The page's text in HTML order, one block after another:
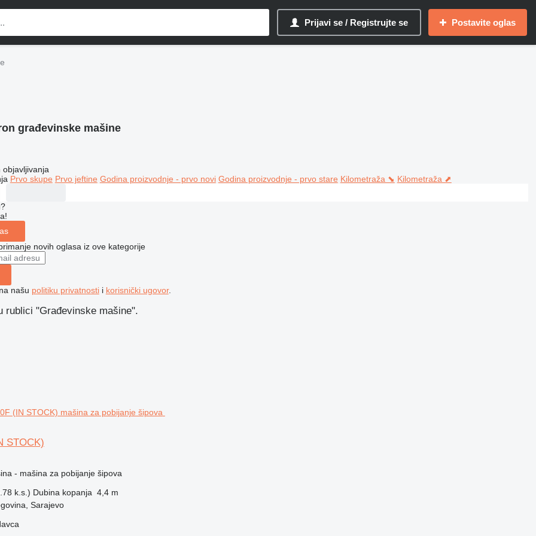
Prijavi se / Registrujte se Postavite oglas
građevinske mašine
objavljivanja
Prvo skupe Prvo jeftine Godina proizvodnje - prvo novi Godina proizvodnje - prvo stare Kilometraža ⬊ Kilometraža ⬈
novih oglasa iz ove kategorije
našu politiku privatnostii korisnički ugovor.
rublici "Građevinske mašine".
STOCK)
- mašina za pobijanje šipova
k.s.) Dubina kopanja 4,4 m
Sarajevo